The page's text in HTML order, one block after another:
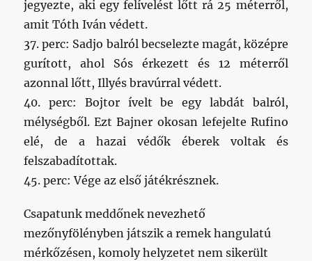
jegyezte, aki egy felívelést lőtt rá 25 méterről,
amit Tóth Iván védett.
37. perc: Sadjo balról becselezte magát, középre
gurított, ahol Sós érkezett és 12 méterről
azonnal lőtt, Illyés bravúrral védett.
40. perc: Bojtor ívelt be egy labdát balról,
mélységből. Ezt Bajner okosan lefejelte Rufino
elé, de a hazai védők éberek voltak és
felszabadítottak.
45. perc: Vége az első játékrésznek.
Csapatunk meddőnek nevezhető
mezőnyfölényben játszik a remek hangulatú
mérkőzésen, komoly helyzetet nem sikerült